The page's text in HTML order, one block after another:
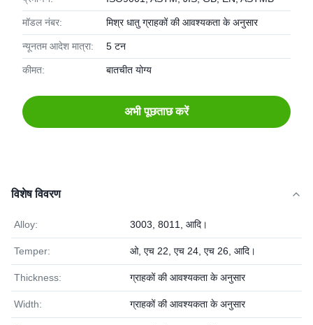
मॉडल नंबर: मिश्र धातु ग्राहकों की आवश्यकता के अनुसार
न्यूनतम आदेश मात्रा: 5 टन
कीमत: बातचीत योग्य
अभी पूछताछ करें
विशेष विवरण
Alloy: 3003, 8011, आदि।
Temper: ओ, एच 22, एच 24, एच 26, आदि।
Thickness: ग्राहकों की आवश्यकता के अनुसार
Width: ग्राहकों की आवश्यकता के अनुसार